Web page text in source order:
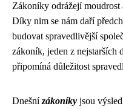
Zákoníky odrážejí moudrost
Díky nim se nám daří
budovat spravedlivější
zákoník, jeden z nejstarších
připomíná důležitost
Dnešnízákoníky jsou